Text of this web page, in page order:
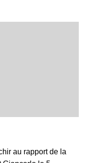
au rapport de la